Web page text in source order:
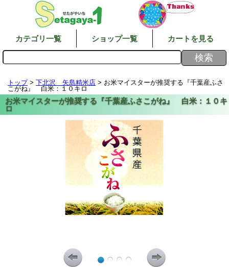
カテゴリ一覧 ショップ一覧 カートを見る
トップ> 下北沢 矢島精米店 > お米マイスターが推奨する『千葉産ふさ
こがね』 白米：１０キロ